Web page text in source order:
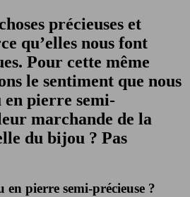
précieuses et
qu’elles nous font
. Pour cette même
le sentiment que nous
pierre semi-
marchande de la
du bijou ? Pas
en pierre semi-précieuse ?